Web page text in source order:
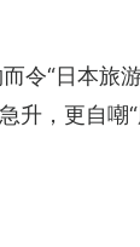
令“日本旅
升，更自嘲